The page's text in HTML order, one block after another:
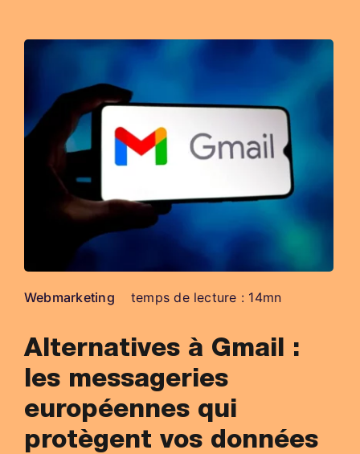
Webmarketing temps de lecture : 14mn
Alternatives à Gmail :
les messageries
européennes qui
protègent vos données